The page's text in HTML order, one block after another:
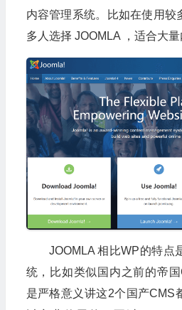
内容管理系统。比如在使用较
多人选择 JOOMLA ，适合大量
JOOMLA 相比WP的特点
统，比如类似国内之前的帝
是严格意义讲这2个国产CMS